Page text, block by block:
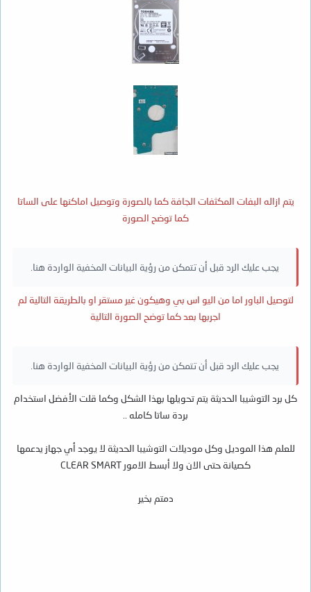
يتم ازاله البفات المكثفات الجافة كما بالصورة وتوصيل اماكنها على الساتا
كما توضح الصورة
يجب عليك الرد قبل أن تتمكن من رؤية البيانات المخفية الواردة هنا.
لتوصيل الباور اما من اليو اس بي وهيكون غير مستقر او بالطريقة التالية لم
اجربها بعد كما توضح الصورة التالية
يجب عليك الرد قبل أن تتمكن من رؤية البيانات المخفية الواردة هنا.
كل برد التوشيبا الحديثة يتم تحويلها بهذا الشكل وكما قلت الأفضل استخدام
بردة ساتا كامله ..
للعلم هذا الموديل وكل موديلات التوشيبا الحديثة لا يوجد أي جهاز يدعمها
كصيانة حتى الان ولا أبسط الامور CLEAR SMART
دمتم بخير